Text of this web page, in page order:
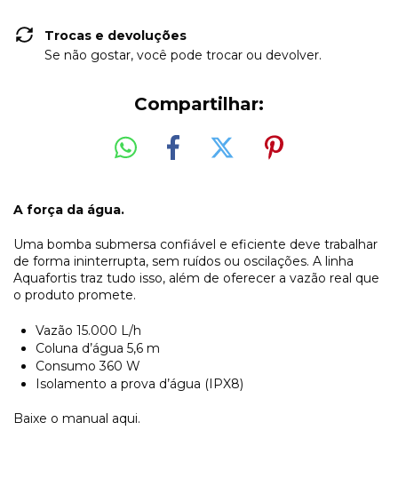
Trocas e devoluções
Se não gostar, você pode trocar ou devolver.
Compartilhar:
A força da água.
Uma bomba submersa confiável e eficiente deve trabalhar
de forma ininterrupta, sem ruídos ou oscilações. A linha
Aquafortis traz tudo isso, além de oferecer a vazão real que
o produto promete.
Vazão 15.000 L/h
Coluna d’água 5,6 m
Consumo 360 W
Isolamento a prova d’água (IPX8)
Baixe o manual aqui.